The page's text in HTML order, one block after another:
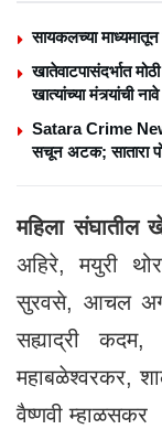
सायकलच्या
खातेवाटपासंदर्भात
खात्यांच्या मंत्र्यांची
Satara Crime
सचून अटक; सातारा
महिला संघातील
अहिरे, मयुरी
सुरवसे, आचल
सह्याद्री
महाबळेश्वरकर,
वैष्णवी म्हाळसकर